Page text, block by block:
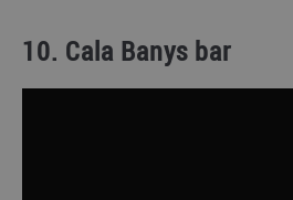
10. Cala Banys bar